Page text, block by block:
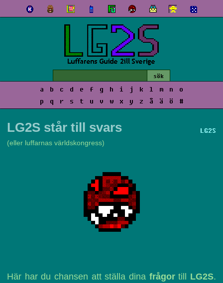
a b c d e f g h i j k l m n
o
p
q r s t u v w x y z å ä ö #
LG2S
LG2S står till svars
(eller luffarnas världskongress)
Här har du chansen att ställa dina frågortill LG2S.